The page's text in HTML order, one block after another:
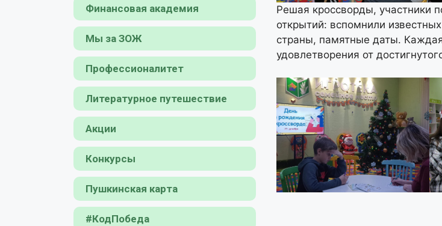
Финансовая академия
Мы за ЗОЖ
Профессионалитет
Литературное путешествие
Акции
Конкурсы
Пушкинская карта
#КодПобеда
Решая кроссворды, участники
открытий: вспомнили
страны, памятные даты.
удовлетворения от